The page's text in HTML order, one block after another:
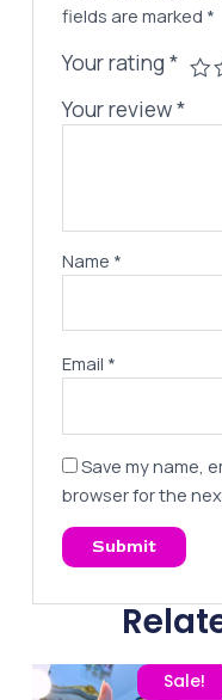
fields are marked *
Your rating*
Your review*
Name *
Email *
Save my name,
browser for the
Sale!
Original